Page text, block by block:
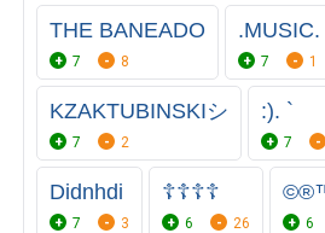
THE BANEADO
7 8
.MUSIC.
7 1
KZᅟAKTUBINSKIシ︎
7 2
:). `
7
Didnhdi
7 3
☦️☦️☦️☦️
6 26
©ㅤㅤ®ㅤ
6